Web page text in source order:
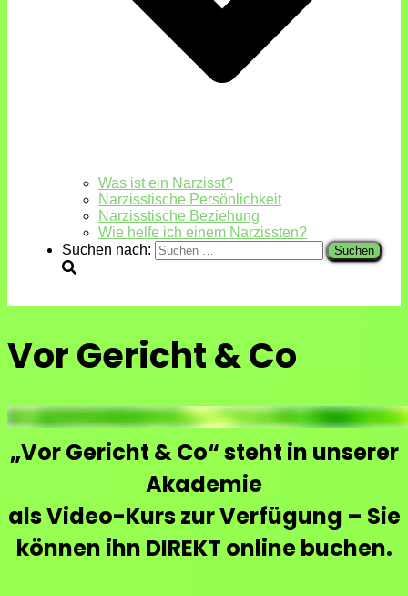
Was ist ein Narzisst?
Narzisstische Persönlichkeit
Narzisstische Beziehung
Wie helfe ich einem Narzissten?
Suchen nach:
Vor Gericht & Co
„Vor Gericht & Co“ steht in unserer
Akademie
alsVideo-Kurs zur Verfügung – Sie
können ihn DIREKT online buchen.